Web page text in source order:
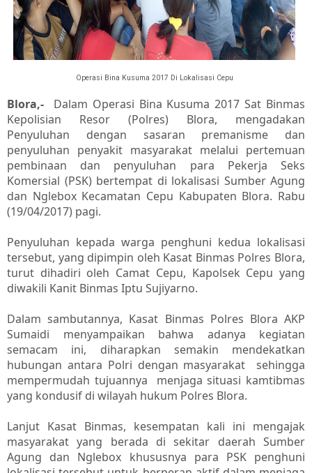
Operasi Bina Kusuma 2017 Di Lokalisasi Cepu
Blora,- Dalam Operasi Bina Kusuma 2017 Sat Binmas
Kepolisian Resor (Polres) Blora, mengadakan
Penyuluhan dengan sasaran premanisme dan
penyuluhan penyakit masyarakat melalui pertemuan
pembinaan dan penyuluhan para Pekerja Seks
Komersial (PSK) bertempat di lokalisasi Sumber Agung
dan Nglebox Kecamatan Cepu Kabupaten Blora. Rabu
(19/04/2017) pagi.
Penyuluhan kepada warga penghuni kedua lokalisasi
tersebut, yang dipimpin oleh Kasat Binmas Polres Blora,
turut dihadiri oleh Camat Cepu, Kapolsek Cepu yang
diwakili Kanit Binmas Iptu Sujiyarno.
Dalam sambutannya, Kasat Binmas Polres Blora AKP
Sumaidi menyampaikan bahwa adanya kegiatan
semacam ini, diharapkan semakin mendekatkan
hubungan antara Polri dengan masyarakat sehingga
mempermudah tujuannya menjaga situasi kamtibmas
yang kondusif di wilayah hukum Polres Blora.
Lanjut Kasat Binmas, kesempatan kali ini mengajak
masyarakat yang berada di sekitar daerah Sumber
Agung dan Nglebox khususnya para PSK penghuni